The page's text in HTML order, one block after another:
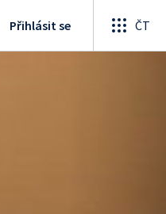
Přihlásit se ČT